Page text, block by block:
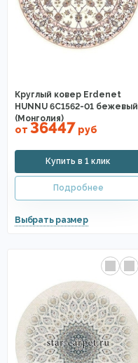
Круглый ковер Erdenet
HUNNU 6C1562-01 бежевый
(Монголия)
от 36447 руб